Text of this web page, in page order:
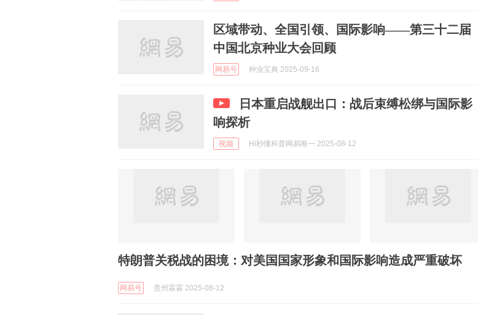
区域带动、全国引领、国际影响——第三十二届
中国北京种业大会回顾
网易号 种业宝典 2025-09-16
日本重启战舰出口：战后束缚松绑与国际影
响探析
视频 Hi秒懂科普网易唯一 2025-08-12
特朗普关税战的困境：对美国国家形象和国际影响造成严重破坏
网易号 贵州霖霖 2025-08-12